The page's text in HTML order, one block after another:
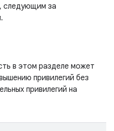
следующим за
в этом разделе может
привилегий без
привилегий на